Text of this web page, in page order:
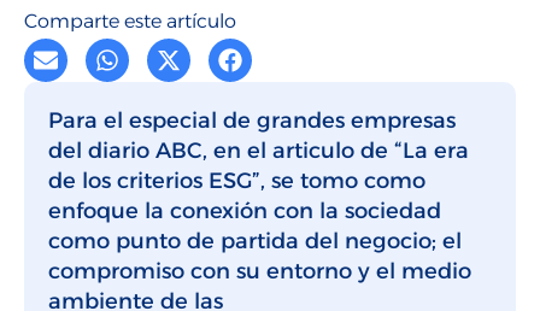
Comparte este artículo
Para el especial de grandes empresas
del diario ABC, en el articulo de “La era
de los criterios ESG”, se tomo como
enfoque la conexión con la sociedad
como punto de partida del negocio; el
compromiso con su entorno y el medio
ambiente de las